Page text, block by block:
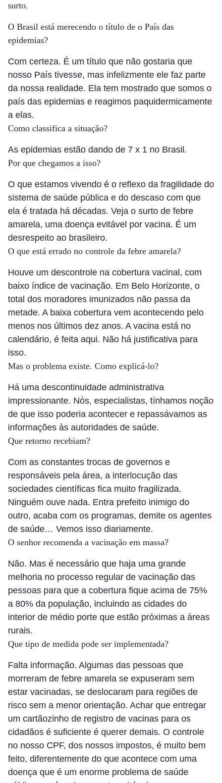
surto.
O Brasil está merecendo o título de o País das
epidemias?
Com certeza. É um título que não gostaria que
nosso País tivesse, mas infelizmente ele faz parte
da nossa realidade. Ela tem mostrado que somos o
país das epidemias e reagimos paquidermicamente
a elas.
Como classifica a situação?
As epidemias estão dando de 7 x 1 no Brasil.
Por que chegamos a isso?
O que estamos vivendo é o reflexo da fragilidade do
sistema de saúde pública e do descaso com que
ela é tratada há décadas. Veja o surto de febre
amarela, uma doença evitável por vacina. É um
desrespeito ao brasileiro.
O que está errado no controle da febre amarela?
Houve um descontrole na cobertura vacinal, com
baixo índice de vacinação. Em Belo Horizonte, o
total dos moradores imunizados não passa da
metade. A baixa cobertura vem acontecendo pelo
menos nos últimos dez anos. A vacina está no
calendário, é feita aqui. Não há justificativa para
isso.
Mas o problema existe. Como explicá-lo?
Há uma descontinuidade administrativa
impressionante. Nós, especialistas, tínhamos noção
de que isso poderia acontecer e repassávamos as
informações às autoridades de saúde.
Que retorno recebiam?
Com as constantes trocas de governos e
responsáveis pela área, a interlocução das
sociedades científicas fica muito fragilizada.
Ninguém ouve nada. Entra prefeito inimigo do
outro, acaba com os programas, demite os agentes
de saúde… Vemos isso diariamente.
O senhor recomenda a vacinação em massa?
Não. Mas é necessário que haja uma grande
melhoria no processo regular de vacinação das
pessoas para que a cobertura fique acima de 75%
a 80% da população, incluindo as cidades do
interior de médio porte que estão próximas a áreas
rurais.
Que tipo de medida pode ser implementada?
Falta informação. Algumas das pessoas que
morreram de febre amarela se expuseram sem
estar vacinadas, se deslocaram para regiões de
risco sem a menor orientação. Achar que entregar
um cartãozinho de registro de vacinas para os
cidadãos é suficiente é querer demais. O controle
no nosso CPF, dos nossos impostos, é muito bem
feito, diferentemente do que acontece com uma
doença que é um enorme problema de saúde